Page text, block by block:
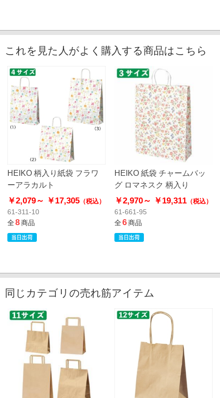
これを見た人がよく購入する商品はこちら
HEIKO 柄入り紙袋 フラワ
ーアラカルト
￥2,079～ ￥17,305 （税込）
61-311-10
全8商品
HEIKO 紙袋 チャームバッ
グ ロマネスク 柄入り
￥2,970～ ￥19,311（税込）
61-661-95
全6商品
同じカテゴリの売れ筋アイテム